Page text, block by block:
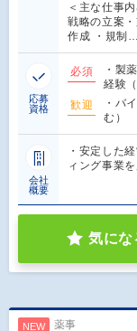
＜主な仕事
戦略の立案
作成 ・規制…
応募
資格
必須
・製
経験
歓迎
・バ
む）
会社
概要
・安定した
ィング事業
気にな
NEW 薬事